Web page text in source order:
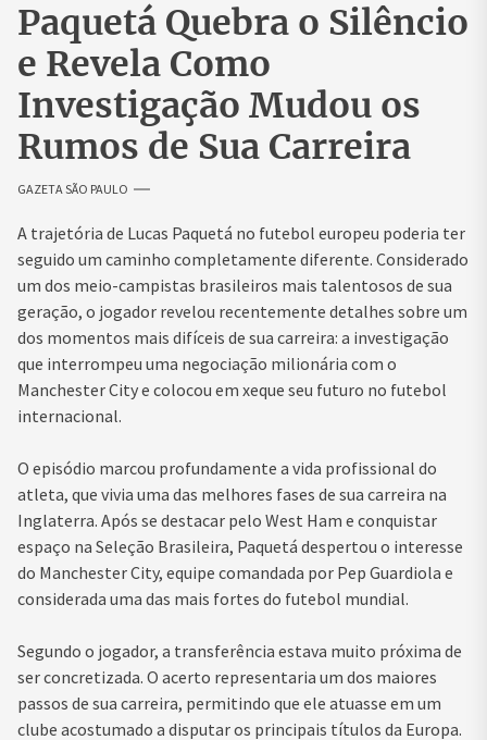
Paquetá Quebra o Silêncio
e Revela Como
Investigação Mudou os
Rumos de Sua Carreira
GAZETA SÃO PAULO
A trajetória de Lucas Paquetá no futebol europeu poderia ter
seguido um caminho completamente diferente. Considerado
um dos meio-campistas brasileiros mais talentosos de sua
geração, o jogador revelou recentemente detalhes sobre um
dos momentos mais difíceis de sua carreira: a investigação
que interrompeu uma negociação milionária com o
Manchester City e colocou em xeque seu futuro no futebol
internacional.
O episódio marcou profundamente a vida profissional do
atleta, que vivia uma das melhores fases de sua carreira na
Inglaterra. Após se destacar pelo West Ham e conquistar
espaço na Seleção Brasileira, Paquetá despertou o interesse
do Manchester City, equipe comandada por Pep Guardiola e
considerada uma das mais fortes do futebol mundial.
Segundo o jogador, a transferência estava muito próxima de
ser concretizada. O acerto representaria um dos maiores
passos de sua carreira, permitindo que ele atuasse em um
clube acostumado a disputar os principais títulos da Europa.